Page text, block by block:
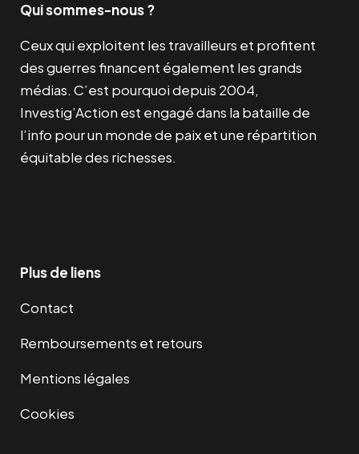
Qui sommes-nous ?
Ceux qui exploitent les travailleurs et profitent
des guerres financent également les grands
médias. C’est pourquoi depuis 2004,
Investig’Action est engagé dans la bataille de
l’info pour un monde de paix et une répartition
équitable des richesses.
Plus de liens
Contact
Remboursements et retours
Mentions légales
Cookies